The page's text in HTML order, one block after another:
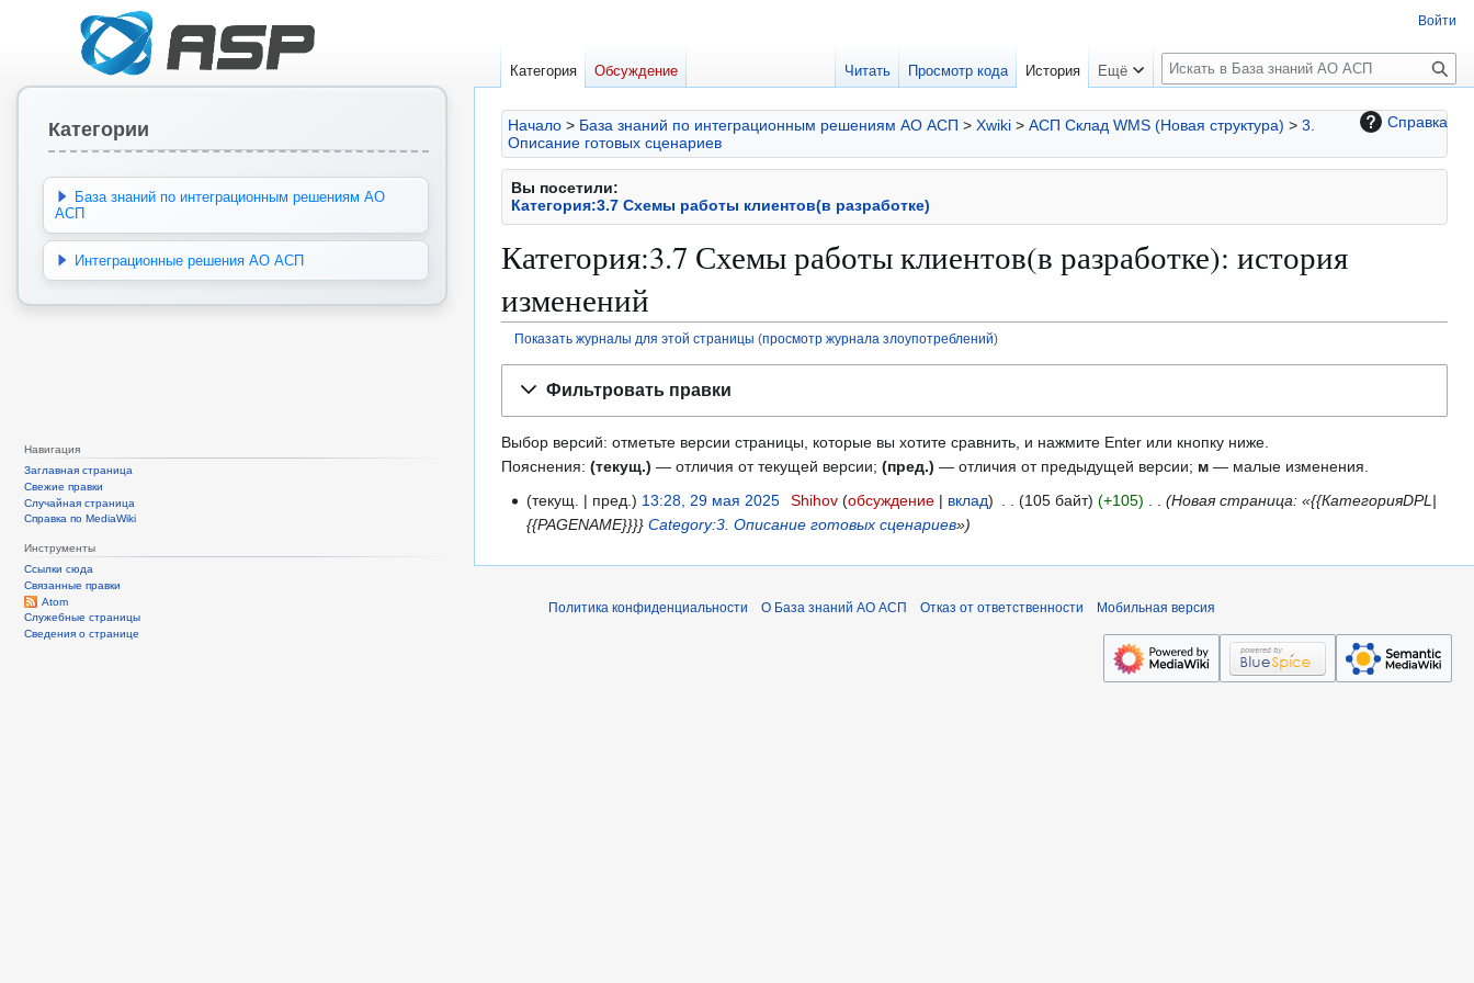
Справка
Начало > База знаний по интеграционным решениям АО АСП > Xwiki > АСП Склад WMS (Новая структура) > 3.
Описание готовых сценариев
Вы посетили:
Категория:3.7 Схемы работы клиентов(в разработке)
Категория:3.7 Схемы работы клиентов(в разработке): история
изменений
Показать журналы для этой страницы (просмотр журнала злоупотреблений)
Фильтровать правки
Выбор версий: отметьте версии страницы, которые вы хотите сравнить, и нажмите Enter или кнопку ниже.
Пояснения: (текущ.) — отличия от текущей версии; (пред.) — отличия от предыдущей версии; м — малые изменения.
текущ. пред. 13:28, 29 мая 2025 Shihov обсуждение вклад 105 байт +105
Новая страница: «{{КатегорияDPL|
{{PAGENAME}}}}Category:3. Описание готовых сценариев»
Войти
Категория Обсуждение Читать Просмотр кода История Ещё
П
о
и
с
к
Категории
База знаний по интеграционным решениям АО
АСП
Интеграционные решения АО АСП
Навигация
Заглавная страница
Свежие правки
Случайная страница
Справка по MediaWiki
Инструменты
Ссылки сюда
Связанные правки
Atom
Служебные страницы
Сведения о странице
Политика конфиденциальности О База знаний АО АСП Отказ от ответственности Мобильная версия